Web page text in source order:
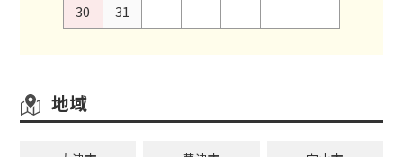
30
31
地域